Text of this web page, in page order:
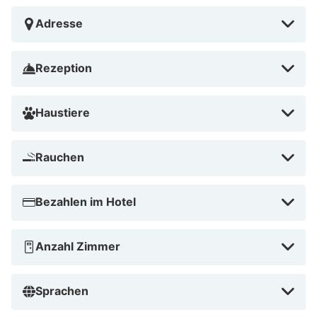
Adresse
Rezeption
Haustiere
Rauchen
Bezahlen im Hotel
Anzahl Zimmer
Sprachen